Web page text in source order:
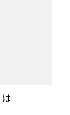
は